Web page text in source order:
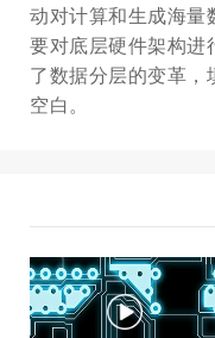
动对计算和生成海量
要对底层硬件架构
了数据分层的变革，
空白。